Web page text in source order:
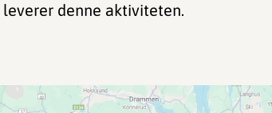
leverer denne aktiviteten.